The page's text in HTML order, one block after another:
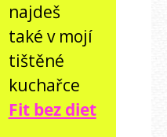
najdeš
také v mojí
tištěné
kuchařce
Fit bez diet